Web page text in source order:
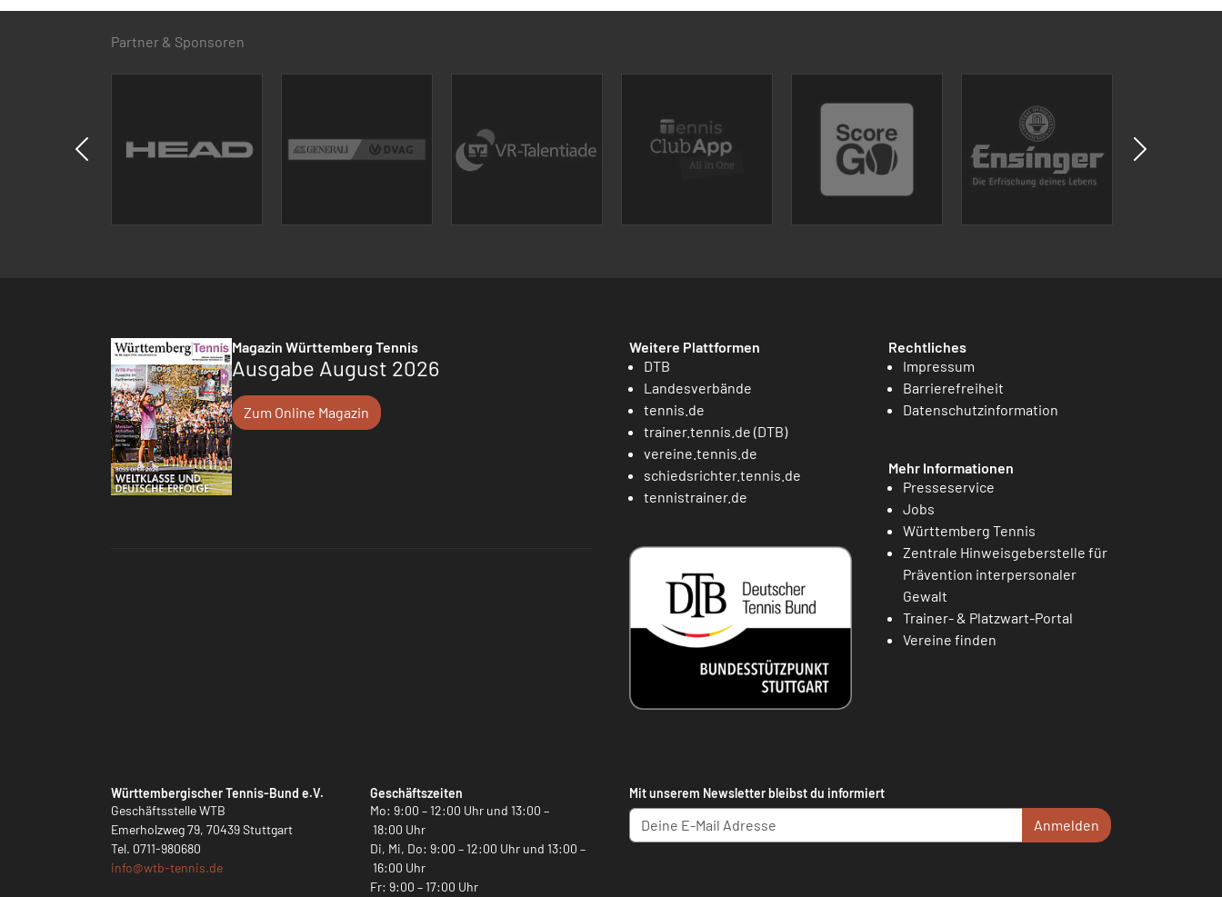
Partner & Sponsoren
Magazin Württemberg Tennis
Ausgabe August 2026
Zum Online Magazin
Weitere Plattformen
DTB
Landesverbände
tennis.de
trainer.tennis.de (DTB)
vereine.tennis.de
schiedsrichter.tennis.de
tennistrainer.de
Rechtliches
Impressum
Barrierefreiheit
Datenschutzinformation
Mehr Informationen
Presseservice
Jobs
Württemberg Tennis
Zentrale Hinweisgeberstelle für
Prävention interpersonaler
Gewalt
Trainer- & Platzwart-Portal
Vereine finden
Württembergischer Tennis-Bund e.V.
Geschäftsstelle WTB
Emerholzweg 79, 70439 Stuttgart
Tel. 0711-980680
info@wtb-tennis.de
Geschäftszeiten
Mo: 9:00 – 12:00 Uhr und 13:00 –
18:00 Uhr
Di, Mi, Do: 9:00 – 12:00 Uhr und 13:00 –
16:00 Uhr
Fr: 9:00 – 17:00 Uhr
Mit unserem Newsletter bleibst du informiert
Anmelden